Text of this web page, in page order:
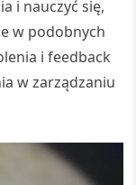
i nauczyć się,
w podobnych
i feedback
w zarządzaniu